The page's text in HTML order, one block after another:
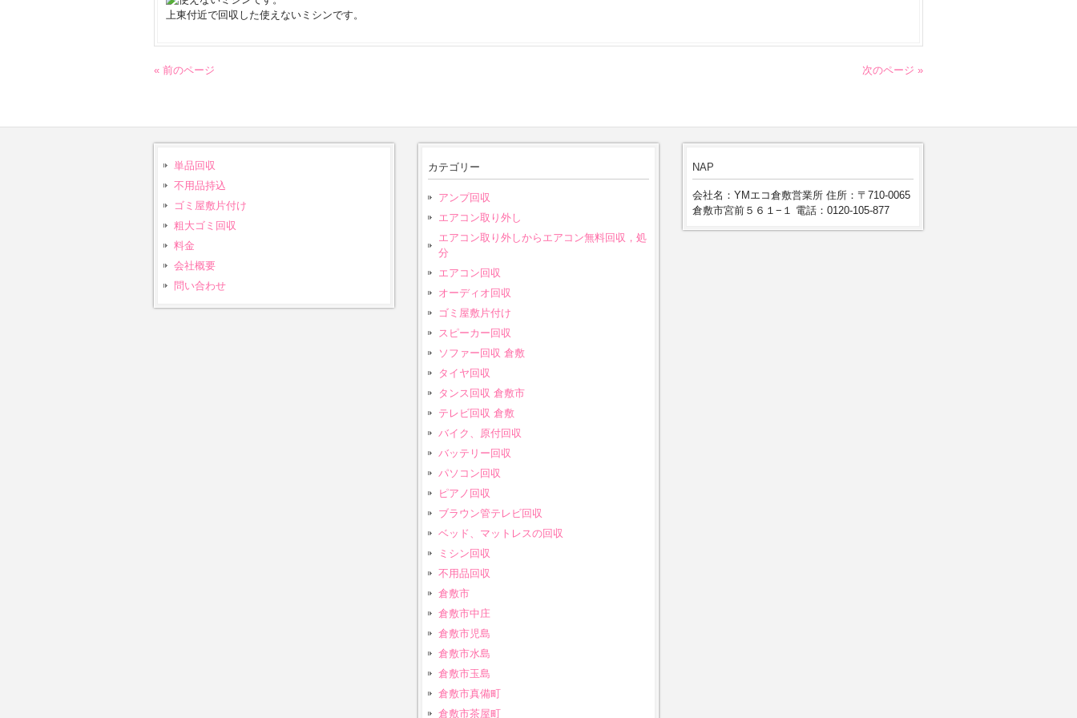
上東付近で回収した使えないミシンです。
« 前のページ 次のページ »
単品回収
不用品持込
ゴミ屋敷片付け
粗大ゴミ回収
料金
会社概要
問い合わせ
カテゴリー
アンプ回収
エアコン取り外し
エアコン取り外しからエアコン無料回収，処
分
エアコン回収
オーディオ回収
ゴミ屋敷片付け
スピーカー回収
ソファー回収 倉敷
タイヤ回収
タンス回収 倉敷市
テレビ回収 倉敷
バイク、原付回収
バッテリー回収
パソコン回収
ピアノ回収
ブラウン管テレビ回収
ベッド、マットレスの回収
ミシン回収
不用品回収
倉敷市
倉敷市中庄
倉敷市児島
倉敷市水島
倉敷市玉島
倉敷市真備町
倉敷市茶屋町
NAP
会社名：YMエコ倉敷営業所 住所：〒710-0065
倉敷市宮前５６１−１ 電話：0120-105-877